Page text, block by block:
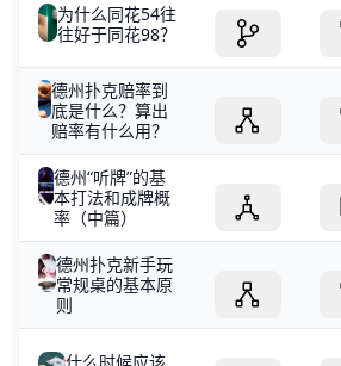
为什么同花54往
往好于同花98？
德州扑克赔率到
底是什么？算出
赔率有什么用？
德州“听牌”的基
本打法和成牌概
率（中篇）
德州扑克新手玩
常规桌的基本原
则
什么时候应该